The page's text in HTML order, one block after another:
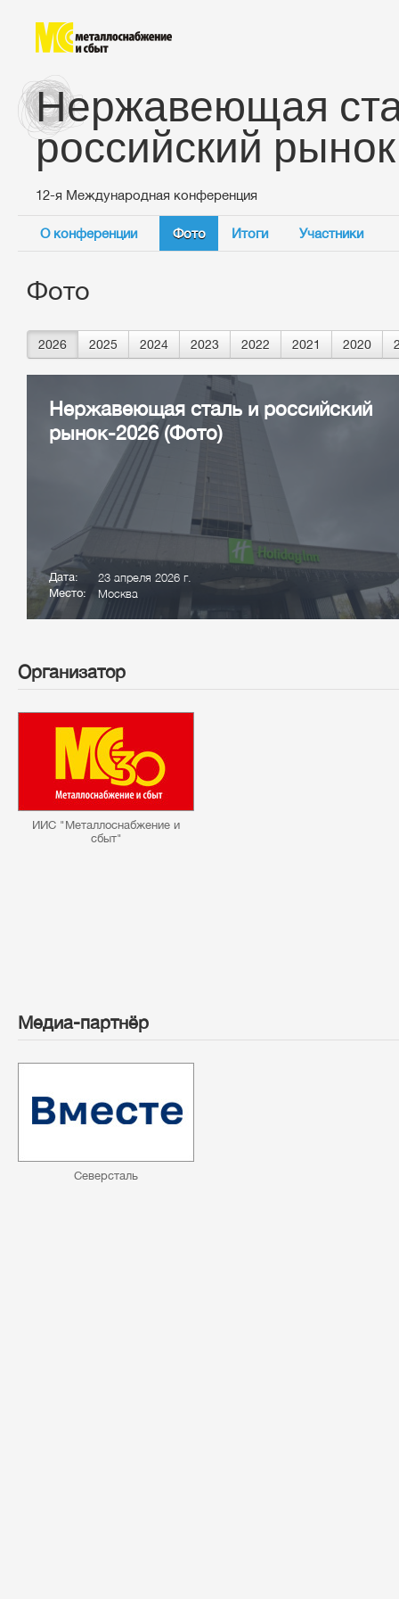
Нержавеющая
российский рынок
12-я Международная конференция
О конференции Фото Итоги Участники
Фото
2026 2025 2024 2023 2022 2021 2020
Нержавеющая сталь и российский
рынок-2026 (Фото)
Дата: 23 апреля 2026 г.
Место: Москва
Организатор
ИИС "Металлоснабжение и
сбыт"
Медиа-партнёр
Северсталь